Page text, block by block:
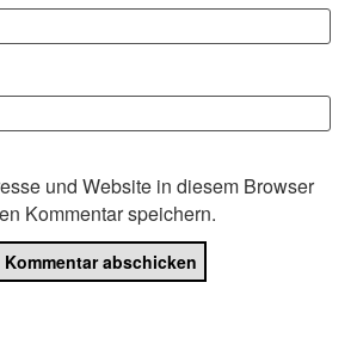
und Website in diesem Browser
Kommentar speichern.